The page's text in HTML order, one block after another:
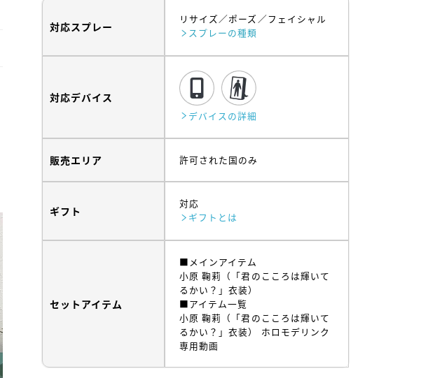
対応スプレー
リサイズ ポーズ
フェイシャル
スプレーの種類
対応デバイス
デバイスの詳細
販売エリア 許可された国のみ
ギフト
対応
ギフトとは
セットアイテム
■メインアイテム
小原 鞠莉（「君のこころは輝いて
るかい？」衣装）
■アイテム一覧
小原 鞠莉（「君のこころは輝いて
るかい？」衣装） ホロモデリンク
専用動画